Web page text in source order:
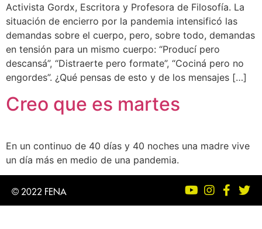
Activista Gordx, Escritora y Profesora de Filosofía. La
situación de encierro por la pandemia intensificó las
demandas sobre el cuerpo, pero, sobre todo, demandas
en tensión para un mismo cuerpo: “Producí pero
descansá”, “Distraerte pero formate”, “Cociná pero no
engordes”. ¿Qué pensas de esto y de los mensajes […]
Creo que es martes
En un continuo de 40 días y 40 noches una madre vive
un día más en medio de una pandemia.
© 2022 FENA